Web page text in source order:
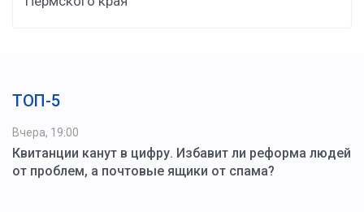
ТОП-5
Вчера, 19:00
Квитанции канут в цифру. Избавит ли реформа людей
от проблем, а почтовые ящики от спама?